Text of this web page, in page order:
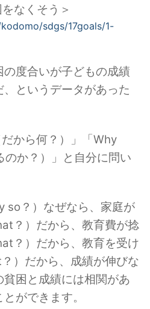
なくそう＞
sdgs/17goals/1-
度合いが子どもの成績
というデータがあった
から何？）」「Why
のか？）」と自分に問い
？）なぜなら、家庭が
？）だから、教育費が捻
？）だから、教育を受け
）だから、成績が伸びな
困と成績には相関があ
ができます。